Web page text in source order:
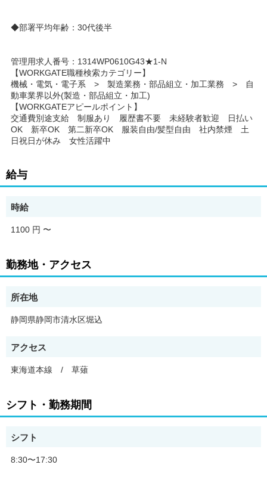
◆部署平均年齢：30代後半
管理用求人番号：1314WP0610G43★1-N
【WORKGATE職種検索カテゴリー】
機械・電気・電子系 > 製造業務・部品組立・加工業務 > 自
動車業界以外(製造・部品組立・加工)
【WORKGATEアピールポイント】
交通費別途支給 制服あり 履歴書不要 未経験者歓迎 日払い
OK 新卒OK 第二新卒OK 服装自由/髪型自由 社内禁煙 土
日祝日が休み 女性活躍中
給与
時給
1100 円 〜
勤務地・アクセス
所在地
静岡県静岡市清水区堀込
アクセス
東海道本線 / 草薙
シフト・勤務期間
シフト
8:30〜17:30